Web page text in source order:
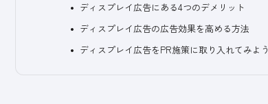
ディスプレイ広告にある4つのデメリット
ディスプレイ広告の広告効果を高める方法
ディスプレイ広告をPR施策に取り入れてみよう